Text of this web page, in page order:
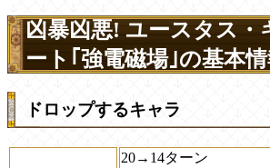
凶暴凶悪! ユースタス・
ート｢強電磁場｣の基本
ドロップするキャラ
20→14ターン